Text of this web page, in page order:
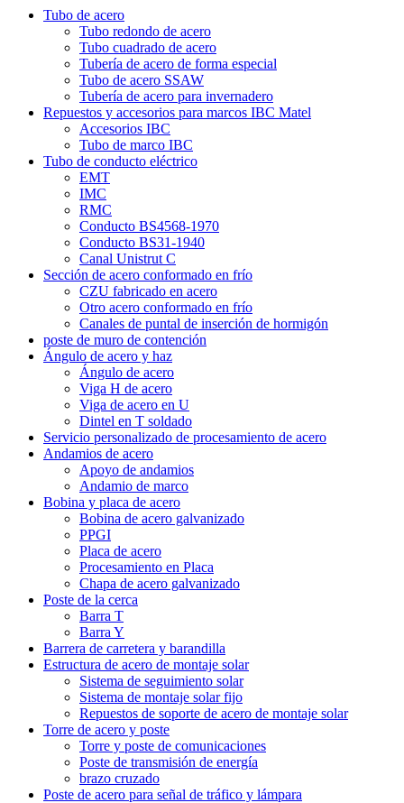
Tubo de acero
Tubo redondo de acero
Tubo cuadrado de acero
Tubería de acero de forma especial
Tubo de acero SSAW
Tubería de acero para invernadero
Repuestos y accesorios para marcos IBC Matel
Accesorios IBC
Tubo de marco IBC
Tubo de conducto eléctrico
EMT
IMC
RMC
Conducto BS4568-1970
Conducto BS31-1940
Canal Unistrut C
Sección de acero conformado en frío
CZU fabricado en acero
Otro acero conformado en frío
Canales de puntal de inserción de hormigón
poste de muro de contención
Ángulo de acero y haz
Ángulo de acero
Viga H de acero
Viga de acero en U
Dintel en T soldado
Servicio personalizado de procesamiento de acero
Andamios de acero
Apoyo de andamios
Andamio de marco
Bobina y placa de acero
Bobina de acero galvanizado
PPGI
Placa de acero
Procesamiento en Placa
Chapa de acero galvanizado
Poste de la cerca
Barra T
Barra Y
Barrera de carretera y barandilla
Estructura de acero de montaje solar
Sistema de seguimiento solar
Sistema de montaje solar fijo
Repuestos de soporte de acero de montaje solar
Torre de acero y poste
Torre y poste de comunicaciones
Poste de transmisión de energía
brazo cruzado
Poste de acero para señal de tráfico y lámpara